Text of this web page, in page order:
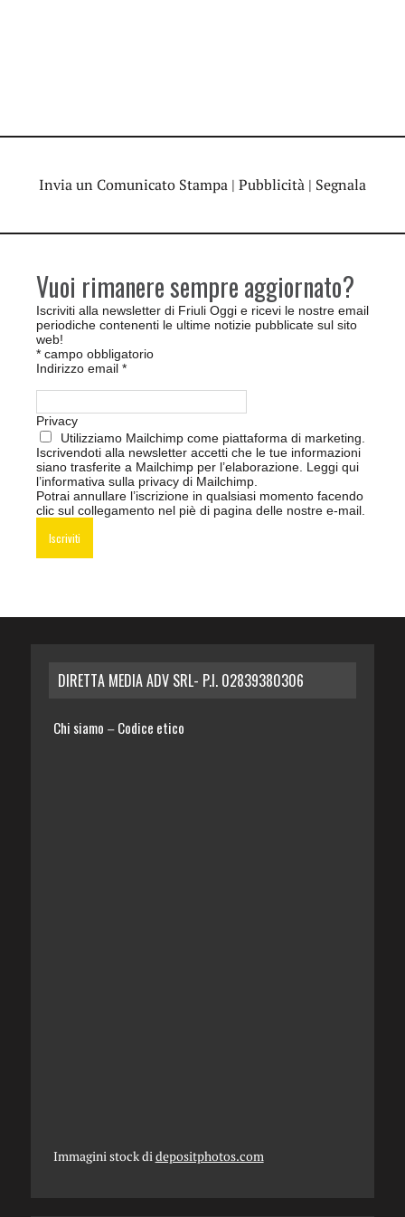
Invia un Comunicato Stampa | Pubblicità | Segnala
Vuoi rimanere sempre aggiornato?
Iscriviti alla newsletter di Friuli Oggi e ricevi le nostre email
periodiche contenenti le ultime notizie pubblicate sul sito
web!
* campo obbligatorio
Indirizzo email *
Privacy
Utilizziamo Mailchimp come piattaforma di marketing.
Iscrivendoti alla newsletter accetti che le tue informazioni
siano trasferite a Mailchimp per l’elaborazione. Leggi qui
l’informativa sulla privacy di Mailchimp.
Potrai annullare l’iscrizione in qualsiasi momento facendo
clic sul collegamento nel piè di pagina delle nostre e-mail.
DIRETTA MEDIA ADV SRL- P.I. 02839380306
Chi siamo – Codice etico
Immagini stock didepositphotos.com